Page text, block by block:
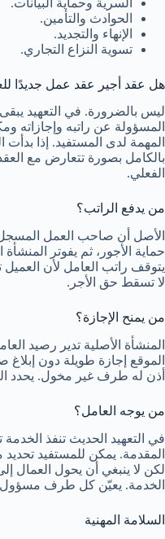
الحوادث والتأمين.
الإنهاء والتجديد.
تسوية النزاع التجاري.
هل عقد أجير عقد عمل جديدًا
ليس بالضرورة. في التعهيد
المسؤولة عن راتبه وإجازاته
المهمة لدى المستفيد. إذا بدأت
بالكامل بصورة تتعارض مع
الفعلي.
من يدفع الراتب؟
الأصل أن صاحب العمل المسجل
حماية الأجور، ثم يفوتر
يتوقف راتب العامل لأن العميل
لا تسقط حق الأجر.
من يمنح الإجازة؟
المنشأة الأصلية تدير رصيد
الموقع إجازة طويلة دون إبلاغ
أذن له طرف غير مخول. يحدد
من يوجه العامل؟
في التعهيد الحديث تنفذ
المقدمة. يمكن للمستفيد تحديد
لكن لا ينبغي أن يحول العمال
الخدمة. يعيّن كل طرف مسؤول
السلامة المهنية